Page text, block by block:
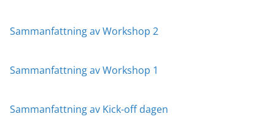
Sammanfattning av Workshop 2
Sammanfattning av Workshop 1
Sammanfattning av Kick-off dagen